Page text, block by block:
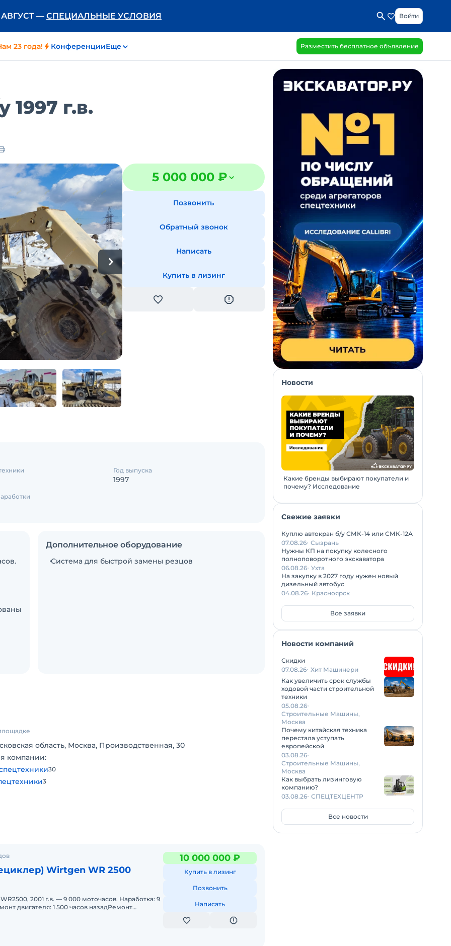
АВГУСТ — СПЕЦИАЛЬНЫЕ УСЛОВИЯ Войти
23 года! КонференцииЕще Разместить бесплатное объявление
1997 г.в.
5 000 000 ₽
Позвонить
Обратный звонок
Написать
Купить в лизинг
Год выпуска
1997
уже
Дополнительное оборудование
Система для быстрой замены резцов
область, Москва, Производственная, 30
компании:
30
3
Wirtgen WR 2500
2001 г.в. — 9 000 моточасов. Наработка: 9
двигателя: 1 500 часов назадРемонт
10 000 000 ₽
Купить в лизинг
Позвонить
Написать
Новости
Какие бренды выбирают покупатели и
почему? Исследование
Свежие заявки
Куплю автокран б/у СМК-14 или СМК-12А
07.08.26 Сызрань
Нужны КП на покупку колесного
полноповоротного экскаватора
06.08.26 Ухта
На закупку в 2027 году нужен новый
дизельный автобус
04.08.26 Красноярск
Все заявки
Новости компаний
Скидки
07.08.26 Хит Машинери
Как увеличить срок службы
ходовой части строительной
техники
05.08.26
Строительные Машины,
Москва
Почему китайская техника
перестала уступать
европейской
03.08.26
Строительные Машины,
Москва
Как выбрать лизинговую
компанию?
03.08.26 СПЕЦТЕХЦЕНТР
Все новости